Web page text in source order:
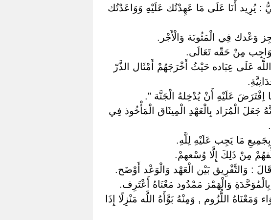
يُرِيد أَنَا عَلَى مَا عَهِدْتُك عَلَيْهِ وَوَاعَدْتُك
وَعْدك فِي الْمَثُوبَة وَالْأَجْر.
مِنْ حَقّه تَعَالَى.
عَلَى عِبَاده حَيْثُ أَخْرَجَهُمْ أَمْثَال الذَّرّ
اِفْتَرَضَ عَلَيْهِ أَنْ يُدْخِلهُ الْجَنَّة ".
الْمُرَاد بِالْعَهْدِ الْمِيثَاق الْمَأْخُوذ فِي
مَا يَجِب عَلَيْهِ لِلَّهِ.
مِنْ ذَلِكَ إِلَّا وُسْعهمْ.
: وَالتَّفْرِيق بَيْن الْعَهْد وَالْوَعْد أَوْضَح.
وَالْهَمْز مَمْدُود مَعْنَاهُ أَعْتَرِف.
اللُّزُوم , وَمِنْهُ بَوَّأَهُ اللَّه مَنْزِلًا إِذَا